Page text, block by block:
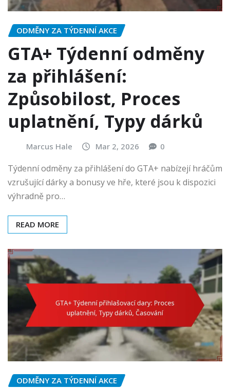
ODMĚNY ZA TÝDENNÍ AKCE
GTA+ Týdenní odměny
za přihlášení:
Způsobilost, Proces
uplatnění, Typy dárků
Marcus Hale Mar 2, 2026 0
Týdenní odměny za přihlášení do GTA+ nabízejí hráčům
vzrušující dárky a bonusy ve hře, které jsou k dispozici
výhradně pro…
READ MORE
ODMĚNY ZA TÝDENNÍ AKCE